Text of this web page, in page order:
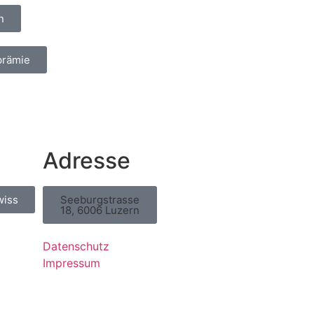
Adresse
Seeburgstrasse
18, 6006 Luzern
Datenschutz
Impressum